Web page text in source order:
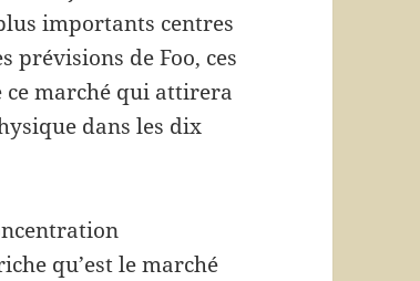
importants centres
prévisions de Foo, ces
marché qui attirera
dans les dix
qu’est le marché